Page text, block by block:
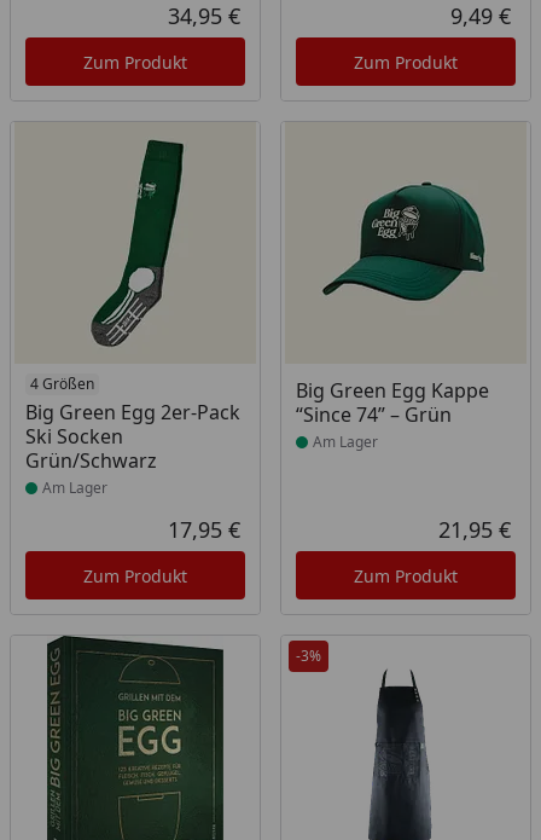
Aktueller Preis
34,95 €
Zum Produkt
9,49 €
Zum Produkt
4 Größen
Big Green Egg 2er-Pack
Ski Socken
Grün/Schwarz
Produkt am Lager
Am Lager
Aktueller Preis
17,95 €
Zum Produkt
Big Green Egg Kappe
“Since 74” – Grün
Produkt am Lager
Am Lager
21,95 €
Zum Produkt
-3%